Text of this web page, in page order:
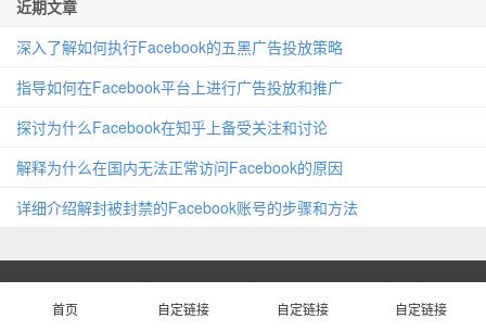
近期文章
深入了解如何执行Facebook的五黑广告投放策略
指导如何在Facebook平台上进行广告投放和推广
探讨为什么Facebook在知乎上备受关注和讨论
解释为什么在国内无法正常访问Facebook的原因
详细介绍解封被封禁的Facebook账号的步骤和方法
© 2023facebook账号批发,facebook账号出售批发,facebook账号批发购买,脸
书账号购买网站
皖ICP备2023006424号-3
首页 自定链接 自定链接 自定链接